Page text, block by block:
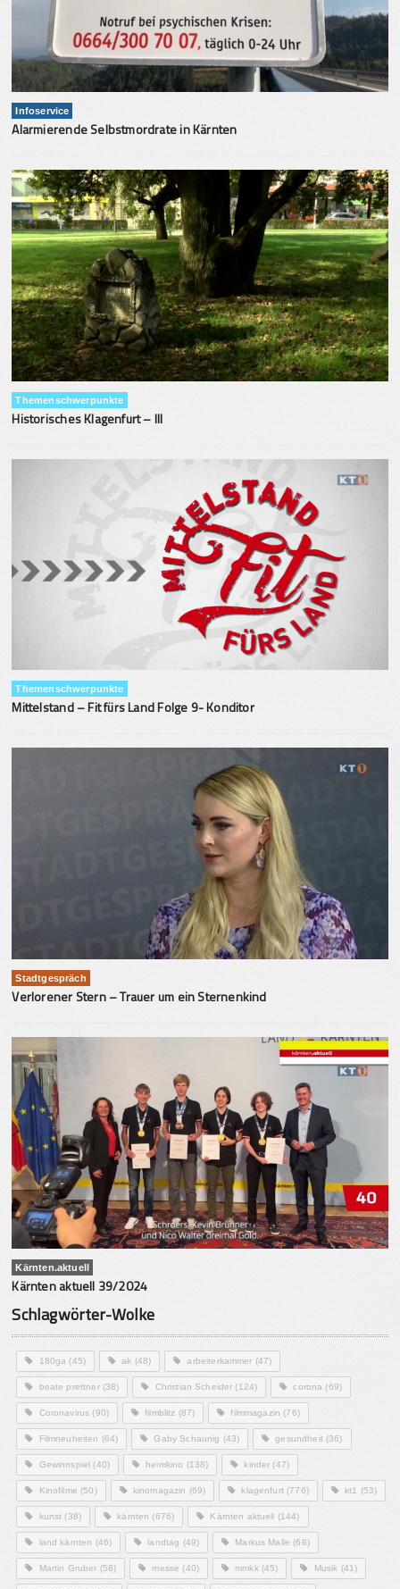
Infoservice
Alarmierende Selbstmordrate in Kärnten
Themenschwerpunkte
Historisches Klagenfurt – III
Themenschwerpunkte
Mittelstand – Fit fürs Land Folge 9- Konditor
Stadtgespräch
Verlorener Stern – Trauer um ein Sternenkind
Kärnten.aktuell
Kärnten aktuell 39/2024
Schlagwörter-Wolke
180ga (45) ak (48) arbeiterkammer (47)
beate prettner(38) Christian Scheider (124) corona (69)
Coronavirus (90) filmblitz (87) filmmagazin (76)
Filmneuheiten (64) Gaby Schaunig (43) gesundheit(36)
Gewinnspiel (40) heimkino (138) kinder (47)
Kinofilme (50) kinomagazin (69) klagenfurt(776) kt1 (53)
kunst (38) kärnten (676) Kärnten aktuell (144)
land kärnten (46) landtag (49) Markus Malle (68)
Martin Gruber (58) messe (40) mmkk(45) Musik (41)